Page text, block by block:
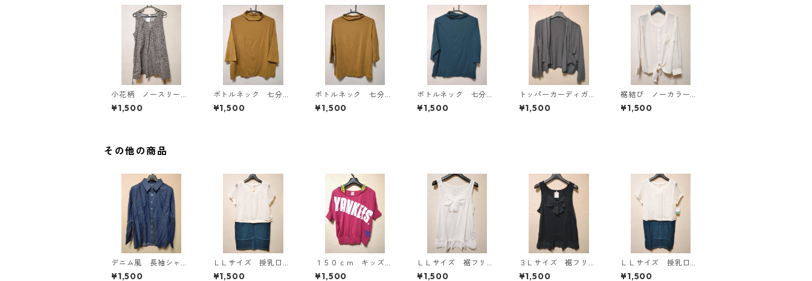
小花柄 ノースリーブ
ワンピース ４Ｌ ブ
ラック KAE-4819
¥1,500
ボトルネック 七分袖
カットソー ４Ｌ マ
スタード KAE-4818
¥1,500
ボトルネック 七分袖
カットソー ４Ｌ マ
スタード KAE-4816
¥1,500
ボトルネック 七分袖
カットソー ４Ｌ テ
ィールグリーン KAE
¥1,500
トッパーカーディガ
ン ４Ｌ グレー K
AE-4814
¥1,500
裾結び ノーカラーブ
ラウス ３Ｌ アイボ
リー KAE-4813
¥1,500
その他の商品
デニム風 長袖シャ
ツ ＬＬ ブルー K
¥1,500
ＬＬサイズ 授乳口付
き マタニティ ドッ
¥1,500
１５０ｃｍ キッズ
重ね着風ドルマントッ
¥1,500
ＬＬサイズ 裾フリ
ル リボン付きタンク
¥1,500
３Ｌサイズ 裾フリ
ル リボン付きタンク
¥1,500
ＬＬサイズ 授乳口付
き マタニティ ドッ
¥1,500